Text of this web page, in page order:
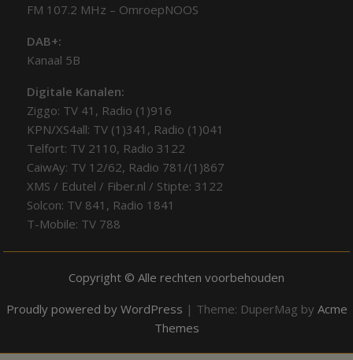
FM 107.2 MHz – OmroepNOOS
DAB+:
Kanaal 5B
Digitale Kanalen:
Ziggo: TV 41, Radio (1)916
KPN/XS4all: TV (1)341, Radio (1)041
Telfort: TV 2110, Radio 3122
CaiwAy: TV 12/62, Radio 781/(1)867
XMS / Edutel / Fiber.nl / Stipte: 3122
Solcon: TV 841, Radio 1841
T-Mobile: TV 788
Copyright © Alle rechten voorbehouden
Proudly powered by WordPress | Theme: DuperMag by Acme
Themes